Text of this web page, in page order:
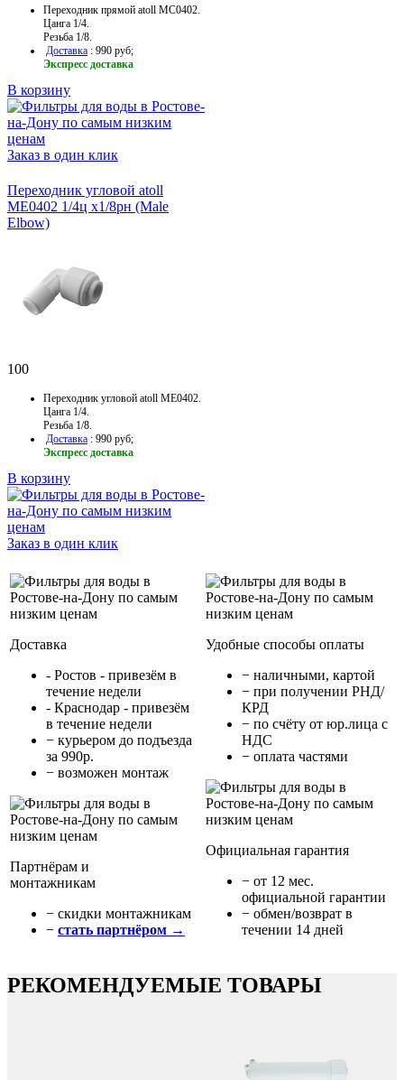
Переходник прямой atoll MC0402.
Цанга 1/4.
Резьба 1/8.
Доставка : 990 руб;
Экспресс доставка
В корзину
Заказ в один клик
Переходник угловой atoll
ME0402 1/4ц x1/8рн (Male
Elbow)
100
Переходник угловой atoll ME0402.
Цанга 1/4.
Резьба 1/8.
Доставка : 990 руб;
Экспресс доставка
В корзину
Заказ в один клик
Доставка
- Ростов - привезём в
течение недели
- Краснодар - привезём
в течение недели
− курьером до подъезда
за 990р.
− возможен монтаж
Партнёрам и
монтажникам
− cкидки монтажникам
− стать партнёром →
Удобные способы оплаты
− наличными, картой
− при получении РНД/
КРД
− по счёту от юр.лица с
НДС
− оплата частями
Официальная гарантия
− от 12 мес.
официальной гарантии
− обмен/возврат в
течении 14 дней
РЕКОМЕНДУЕМЫЕ ТОВАРЫ